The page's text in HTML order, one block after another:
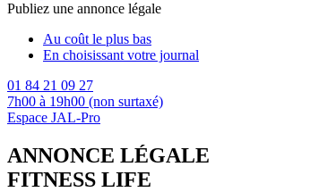
Publiez une annonce légale
Au coût le plus bas
En choisissant votre journal
01 84 21 09 27
7h00 à 19h00 (non surtaxé)
Espace JAL-Pro
ANNONCE LÉGALE
FITNESS LIFE